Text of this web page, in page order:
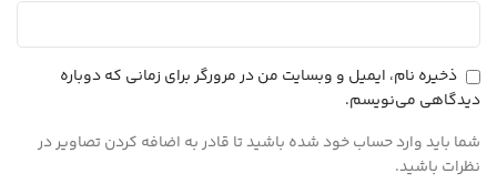
ذخیره نام، ایمیل و وبسایت من در مرورگر برای زمانی که دوباره
دیدگاهی می‌نویسم.
شما باید وارد حساب خود شده باشید تا قادر به اضافه کردن تصاویر در
نظرات باشید.